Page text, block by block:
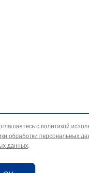
с политикой
обработки персональных
данных.